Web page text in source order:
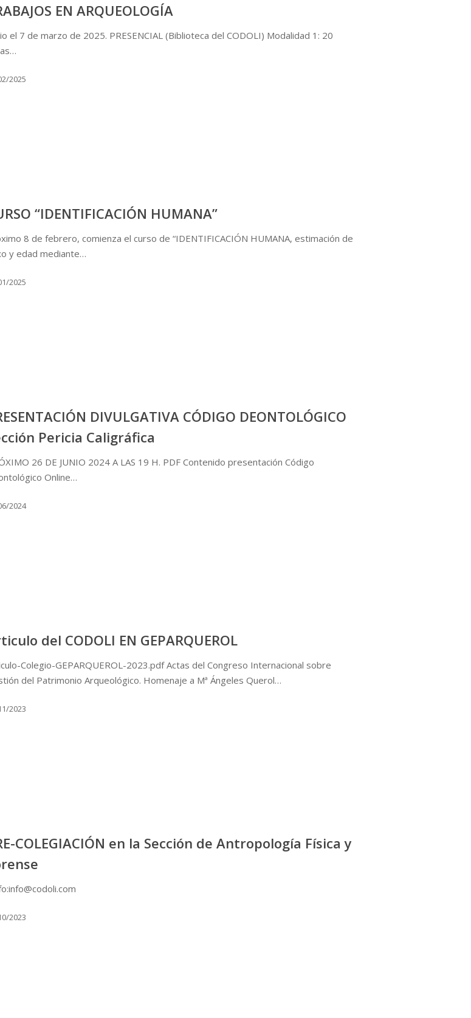
EN ARQUEOLOGÍA
el 7 de marzo de 2025. PRESENCIAL (Biblioteca del CODOLI) Modalidad 1: 20
2025
“IDENTIFICACIÓN HUMANA”
8 de febrero, comienza el curso de “IDENTIFICACIÓN HUMANA, estimación de
y edad mediante…
2025
DIVULGATIVA CÓDIGO DEONTOLÓGICO
Pericia Caligráfica
26 DE JUNIO 2024 A LAS 19 H. PDF Contenido presentación Código
Online…
2024
del CODOLI EN GEPARQUEROL
Colegio-GEPARQUEROL-2023.pdf Actas del Congreso Internacional sobre
del Patrimonio Arqueológico. Homenaje a Mª Ángeles Querol…
2023
COLEGIACIÓN en la Sección de Antropología Física y
2023